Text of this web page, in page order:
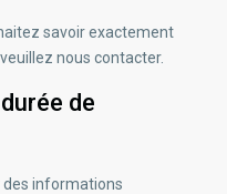
savoir exactement
nous contacter.
de
des informations